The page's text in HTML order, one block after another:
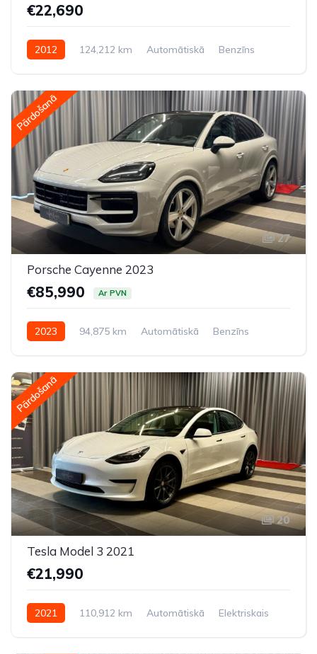
€22,690
2012 124,212 km Automātiskā
Benzīns
Pārdošanā
27
Porsche Cayenne 2023
€85,990 Ar PVN
2023 94,875 km Automātiskā
Benzīns
Pārdošanā
20
Tesla Model 3 2021
€21,990
2021 110,912 km Automātiskā
Elektriskais